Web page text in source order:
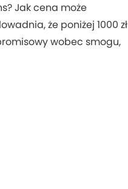
Jak cena może
że poniżej 1000 zł
wobec smogu,